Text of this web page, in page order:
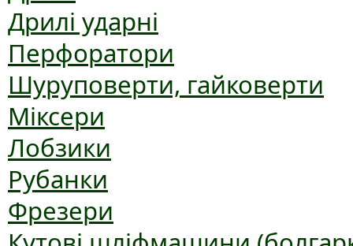
Дрилі ударні
Перфоратори
Шуруповерти, гайковерти
Міксери
Лобзики
Рубанки
Фрезери